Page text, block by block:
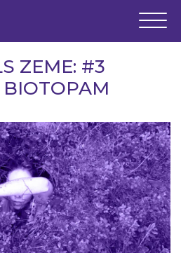
ZEME: #3
BIOTOPAM